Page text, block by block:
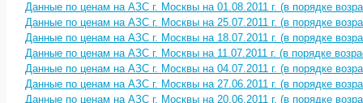
Данные по ценам на АЗС г. Москвы на 01.08.2011 г. (в порядке
Данные по ценам на АЗС г. Москвы на 25.07.2011 г. (в порядке
Данные по ценам на АЗС г. Москвы на 18.07.2011 г. (в порядке
Данные по ценам на АЗС г. Москвы на 11.07.2011 г. (в порядке
Данные по ценам на АЗС г. Москвы на 04.07.2011 г. (в порядке
Данные по ценам на АЗС г. Москвы на 27.06.2011 г. (в порядке
Данные по ценам на АЗС г. Москвы на 20.06.2011 г. (в порядке